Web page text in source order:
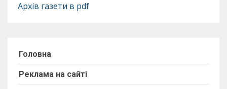
Архів газети в pdf
Головна
Реклама на сайті